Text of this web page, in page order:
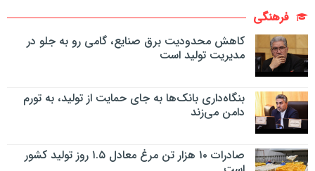
فرهنگی
کاهش محدودیت برق صنایع، گامی رو به جلو در
مدیریت تولید است
بنگاه‌داری بانک‌ها به جای حمایت از تولید، به تورم
دامن می‌زند
صادرات ۱۰ هزار تن مرغ معادل ۱.۵ روز تولید کشور